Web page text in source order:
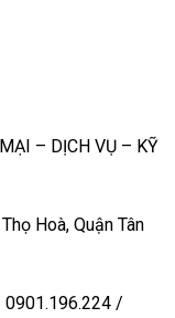
– DỊCH VỤ – KỸ
Hoà, Quận Tân
/